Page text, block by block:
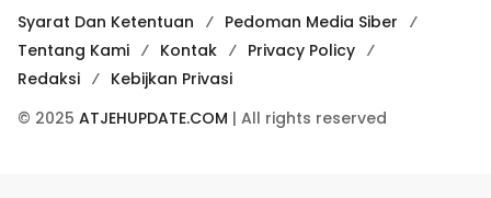
Syarat Dan Ketentuan
Pedoman Media Siber
Tentang Kami
Kontak
Privacy Policy
Redaksi
Kebijkan Privasi
© 2025 ATJEHUPDATE.COM | All rights reserved